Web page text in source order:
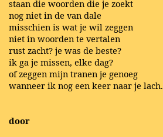
staan die woorden die je zoekt
nog niet in de van dale
misschien is wat je wil zeggen
niet in woorden te vertalen
rust zacht? je was de beste?
ik ga je missen, elke dag?
of zeggen mijn tranen je genoeg
wanneer ik nog een keer naar je lach.
door